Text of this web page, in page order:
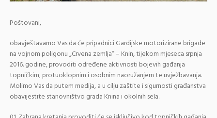
Poštovani,
obavještavamo Vas da će pripadnici Gardijske motorizirane brigade
na vojnom poligonu „Crvena zemlja“ – Knin, tijekom mjeseca srpnja
2016. godine, provoditi određene aktivnosti bojevih gađanja
topničkim, protuoklopnim i osobnim naoružanjem te uvježbavanja.
Molimo Vas da putem medija, a u cilju zaštite i sigurnosti građanstva
obavijestite stanovništvo grada Knina i okolnih sela.